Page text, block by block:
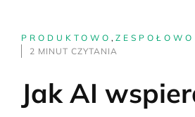
PRODUKTOWO , ZESPOŁOWO
2 MINUT CZYTANIA
Jak AI